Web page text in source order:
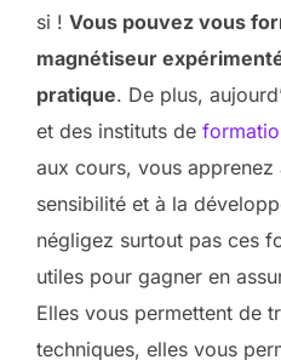
si ! Vous pouvez vous
magnétiseur
pratique. De plus,
et des instituts de
aux cours, vous
sensibilité et à la
négligez surtout pas ces
utiles pour gagner en
Elles vous permettent de
techniques, elles vous